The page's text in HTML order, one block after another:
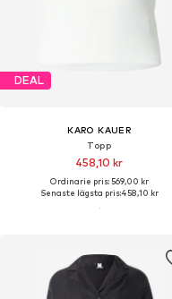
DEAL
KARO KAUER
Topp
458,10 kr
Ordinarie pris: 569,00 kr
Senaste lägsta pris:458,10 kr